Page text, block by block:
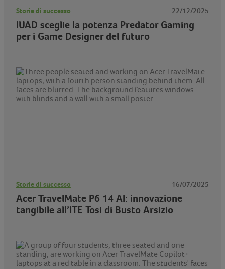
Storie di successo 22/12/2025
IUAD sceglie la potenza Predator Gaming
per i Game Designer del futuro
Storie di successo 16/07/2025
Acer TravelMate P6 14 AI: innovazione
tangibile all’ITE Tosi di Busto Arsizio